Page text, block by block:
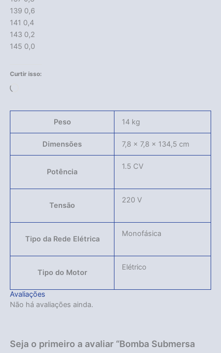
139 0,6
141 0,4
143 0,2
145 0,0
Curtir isso:
Peso 14 kg
Dimensões 7,8 × 7,8 × 134,5 cm
Potência
1.5 CV
Tensão
220 V
Tipo da Rede Elétrica
Monofásica
Tipo do Motor
Elétrico
Avaliações
Não há avaliações ainda.
Seja o primeiro a avaliar “Bomba Submersa